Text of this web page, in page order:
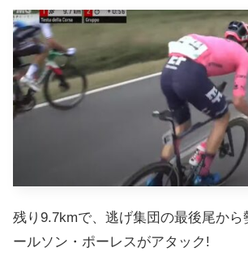
残り9.7kmで、逃げ集団の最後尾から
ールソン・ポーレスがアタック!